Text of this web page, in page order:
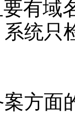
有域
统只
方面